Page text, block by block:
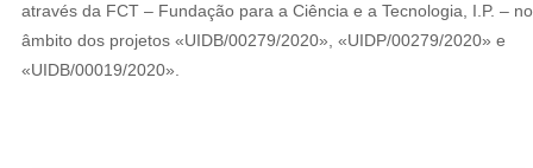
através da FCT – Fundação para a Ciência e a Tecnologia, I.P. – no
âmbito dos projetos «UIDB/00279/2020», «UIDP/00279/2020» e
«UIDB/00019/2020».